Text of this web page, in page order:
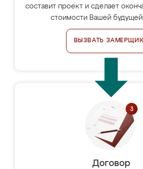
составит проект и сделает
стоимости Вашей
ВЫЗВАТЬ
Договор